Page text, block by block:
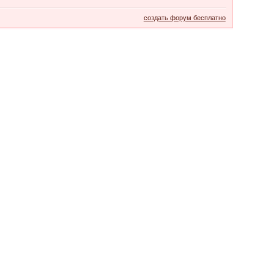
создать форум бесплатно